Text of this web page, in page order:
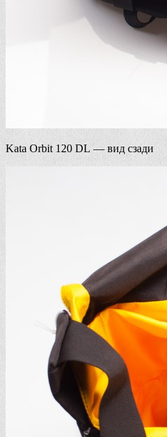
Kata Orbit 120 DL — вид сзади